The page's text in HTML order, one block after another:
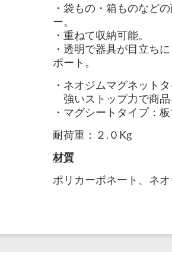
・袋もの・箱ものなど
ー。
・重ねて収納可能。
・透明で器具が目立ち
ポート。
・ネオジムマグネット
強いストップ力で商品
・マグシートタイプ：
耐荷重：２.０Kg
材質
ポリカーボネート、ネ